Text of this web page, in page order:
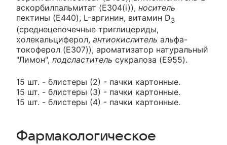
аскорбилпальмитат (E304(i)), носитель
пектины (E440), L-аргинин, витамин D3
(среднецепочечные триглицериды,
холекальциферол, антиокислитель альфа-
токоферол (E307)), ароматизатор натуральный
"Лимон", подсластитель сукралоза (E955).
15 шт. - блистеры (2) - пачки картонные.
15 шт. - блистеры (3) - пачки картонные.
15 шт. - блистеры (4) - пачки картонные.
Фармакологическое